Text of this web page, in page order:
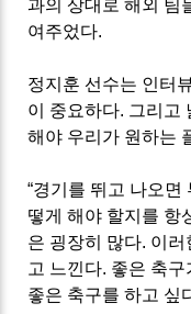
과의 상대로 해외 팀
여주었다.
정지훈 선수는 인터
이 중요하다. 그리고
해야 우리가 원하는
“경기를 뛰고 나오면
떻게 해야 할지를 항
은 굉장히 많다. 이러
고 느낀다. 좋은 축구
좋은 축구를 하고 싶